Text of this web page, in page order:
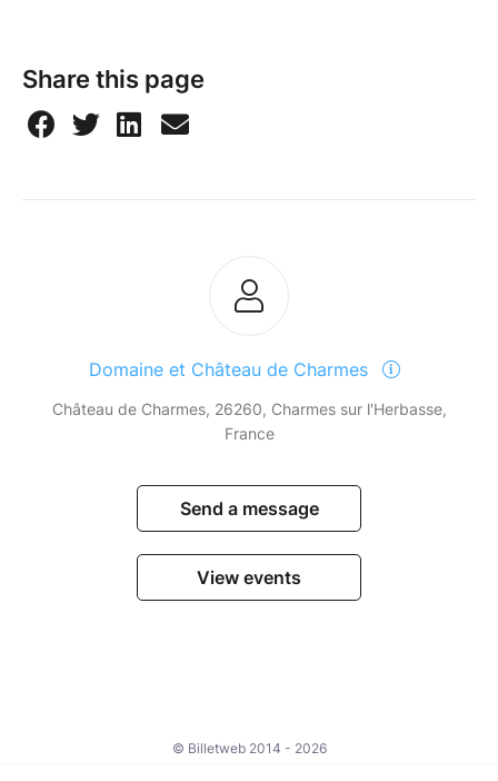
Share this page
Domaine et Château de Charmes
Château de Charmes, 26260, Charmes sur l'Herbasse,
France
Send a message
View events
© Billetweb 2014 - 2026